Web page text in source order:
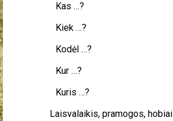
Kas …?
Kiek …?
Kodėl …?
Kur …?
Kuris …?
Laisvalaikis, pramogos, hobiai